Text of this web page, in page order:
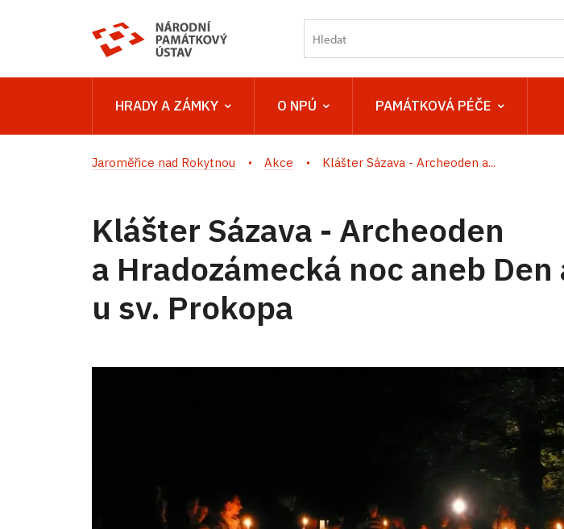
HRADY A ZÁMKY O NPÚ PAMÁTKOVÁ PÉČE
Jaroměřice nad Rokytnou Akce Klášter Sázava - Archeoden a...
Klášter Sázava - Archeoden
a Hradozámecká noc aneb Den
u sv. Prokopa